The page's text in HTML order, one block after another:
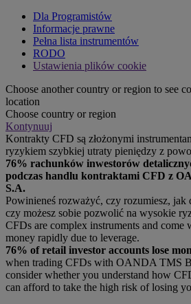
Dla Programistów
Informacje prawne
Pełna lista instrumentów
RODO
Ustawienia plików cookie
Choose another country or region to see
location
Choose country or region
Kontynuuj
Kontrakty CFD są złożonymi
ryzykiem szybkiej utraty pieniędzy z
76% rachunków inwestorów
podczas handlu kontraktami CFD z
S.A.
Powinieneś rozważyć, czy rozumiesz, jak
czy możesz sobie pozwolić na wysokie
CFDs are complex instruments and
money rapidly due to leverage.
76% of retail investor accounts lose
when trading CFDs with OANDA TMS
consider whether you understand how
can afford to take the high risk of losing